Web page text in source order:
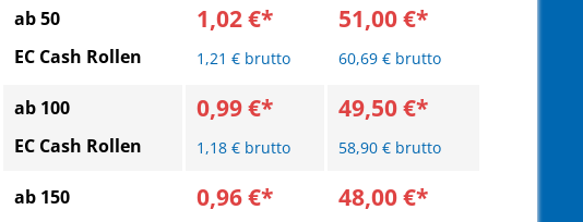
ab 50
EC Cash Rollen
1,02 €*
1,21 € brutto
51,00 €*
60,69 € brutto
ab 100
EC Cash Rollen
0,99 €*
1,18 € brutto
49,50 €*
58,90 € brutto
ab 150
0,96 €* 48,00 €*